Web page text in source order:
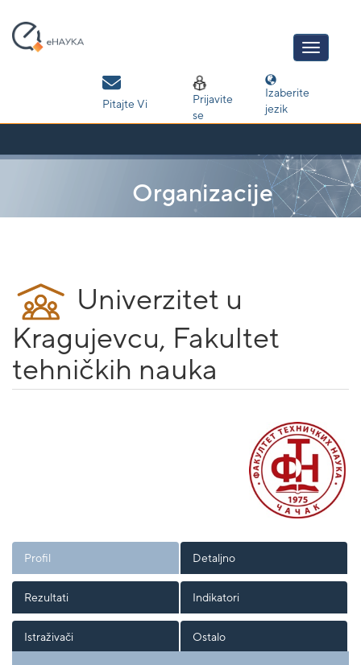
navigation
Pitajte Vi
Prijavite
se
Izaberite
jezik
Organizacije
Univerzitet u
Kragujevcu, Fakultet
tehničkih nauka
Profil Detaljno
Rezultati Indikatori
Istraživači Ostalo